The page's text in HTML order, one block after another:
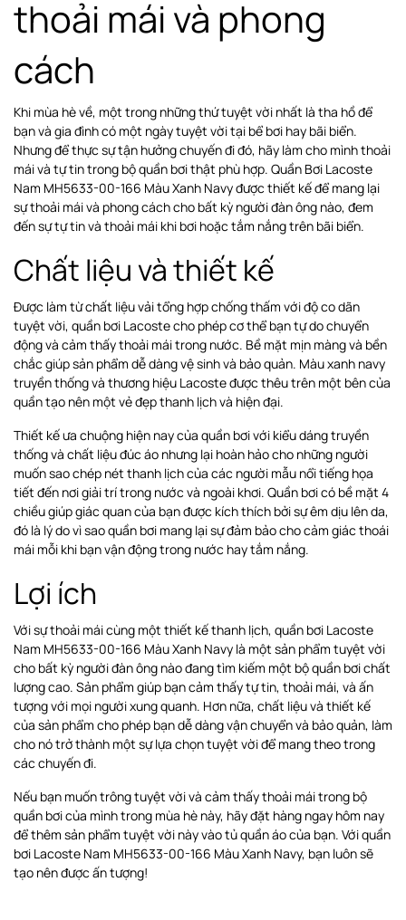
thoải mái và phong
cách
Khi mùa hè về, một trong những thứ tuyệt vời nhất là tha hồ để
bạn và gia đình có một ngày tuyệt vời tại bể bơi hay bãi biển.
Nhưng để thực sự tận hưởng chuyến đi đó, hãy làm cho mình thoải
mái và tự tin trong bộ quần bơi thật phù hợp. Quần Bơi Lacoste
Nam MH5633-00-166 Màu Xanh Navy được thiết kế để mang lại
sự thoải mái và phong cách cho bất kỳ người đàn ông nào, đem
đến sự tự tin và thoải mái khi bơi hoặc tắm nắng trên bãi biển.
Chất liệu và thiết kế
Được làm từ chất liệu vải tổng hợp chống thấm với độ co dãn
tuyệt vời, quần bơi Lacoste cho phép cơ thể bạn tự do chuyển
động và cảm thấy thoải mái trong nước. Bề mặt mịn màng và bền
chắc giúp sản phẩm dễ dàng vệ sinh và bảo quản. Màu xanh navy
truyền thống và thương hiệu Lacoste được thêu trên một bên của
quần tạo nên một vẻ đẹp thanh lịch và hiện đại.
Thiết kế ưa chuộng hiện nay của quần bơi với kiểu dáng truyền
thống và chất liệu đúc áo nhưng lại hoàn hảo cho những người
muốn sao chép nét thanh lịch của các người mẫu nổi tiếng họa
tiết đến nơi giải trí trong nước và ngoài khơi. Quần bơi có bề mặt 4
chiều giúp giác quan của bạn được kích thích bởi sự êm dịu lên da,
đó là lý do vì sao quần bơi mang lại sự đảm bảo cho cảm giác thoái
mái mỗi khi bạn vận động trong nước hay tắm nắng.
Lợi ích
Với sự thoải mái cùng một thiết kế thanh lịch, quần bơi Lacoste
Nam MH5633-00-166 Màu Xanh Navy là một sản phẩm tuyệt vời
cho bất kỳ người đàn ông nào đang tìm kiếm một bộ quần bơi chất
lượng cao. Sản phẩm giúp bạn cảm thấy tự tin, thoải mái, và ấn
tượng với mọi người xung quanh. Hơn nữa, chất liệu và thiết kế
của sản phẩm cho phép bạn dễ dàng vận chuyển và bảo quản, làm
cho nó trở thành một sự lựa chọn tuyệt vời để mang theo trong
các chuyến đi.
Nếu bạn muốn trông tuyệt vời và cảm thấy thoải mái trong bộ
quần bơi của mình trong mùa hè này, hãy đặt hàng ngay hôm nay
để thêm sản phẩm tuyệt vời này vào tủ quần áo của bạn. Với quần
bơi Lacoste Nam MH5633-00-166 Màu Xanh Navy, bạn luôn sẽ
tạo nên được ấn tượng!